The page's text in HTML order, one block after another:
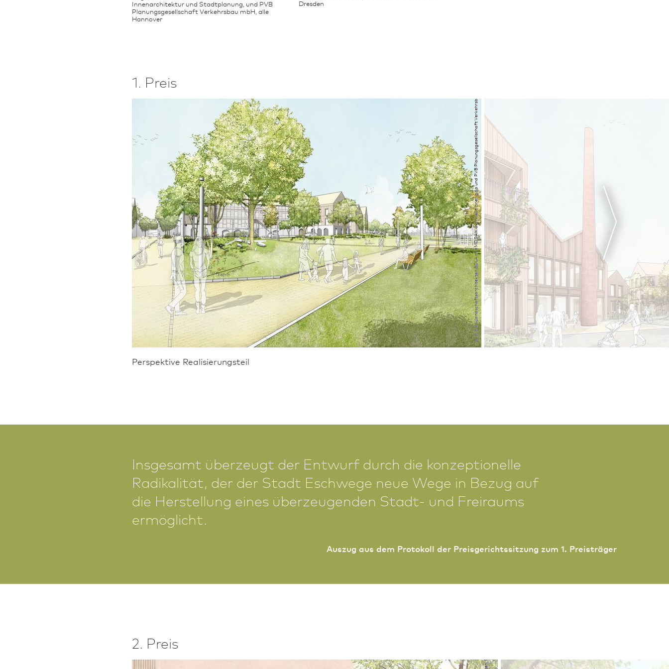
Innen­architektur und Stadt­planung, und PVB
Planungs­gesellschaft Verkehrsbau mbH, alle
Hannover
Dresden
1. Preis GrünPlan Landschafts­architekten BDLA mit MOSAIK architekt:innen bda und PVB Planungs­gesellschaft Verkehrsbau mbH
Perspektive Realisierungs­teil
Insgesamt überzeugt der Entwurf durch die konzeptionelle
Radikalität, der der Stadt Eschwege neue Wege in Bezug auf
die Herstellung eines überzeugenden Stadt- und Freiraums
ermöglicht.
Auszug aus dem Protokoll der Preisgerichtssitzung zum 1. Preisträger
2. Preis